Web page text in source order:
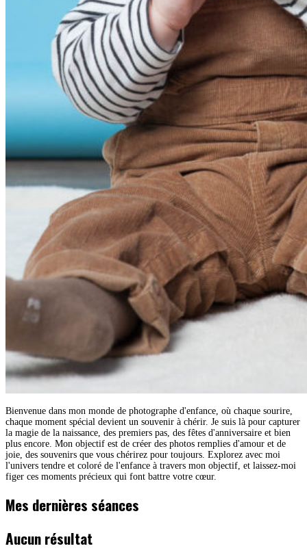
Bienvenue dans mon monde de photographe d'enfance, où chaque sourire,
chaque moment spécial devient un souvenir à chérir. Je suis là pour capturer
la magie de la naissance, des premiers pas, des fêtes d'anniversaire et bien
plus encore. Mon objectif est de créer des photos remplies d'amour et de
joie, des souvenirs que vous chérirez pour toujours. Explorez avec moi
l'univers tendre et coloré de l'enfance à travers mon objectif, et laissez-moi
figer ces moments précieux qui font battre votre cœur.
Mes dernières séances
Aucun résultat